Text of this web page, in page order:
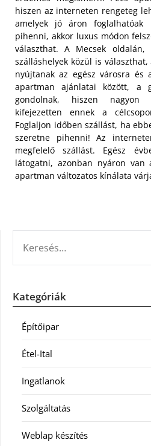
hiszen az interneten rengeteg
amelyek jó áron foglalhatóak
pihenni, akkor luxus módon
választhat. A Mecsek oldalán,
szálláshelyek közül is
nyújtanak az egész városra és
apartman ajánlatai között, a
gondolnak, hiszen nagyon
kifejezetten ennek a
Foglaljon időben szállást, ha
szeretne pihenni! Az
megfelelő szállást. Egész
látogatni, azonban nyáron van
apartman változatos kínálata
Kategóriák
Építőipar
Étel-Ital
Ingatlanok
Szolgáltatás
Weblap készítés